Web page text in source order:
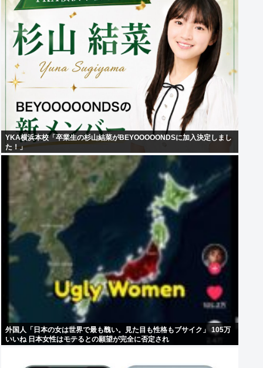
YKA横浜本校「卒業生の杉山結菜がBEYOOOOONDSに加入決定しまし
た！」
外国人「日本の女は世界で最も醜い。見た目も性格もブサイク」 105万
いいね 日本女性はモテるとの願望が完全に否定され